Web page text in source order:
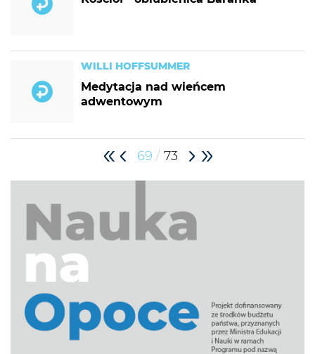
WILLI HOFFSUMMER
Medytacja nad wieńcem
adwentowym
69 / 73